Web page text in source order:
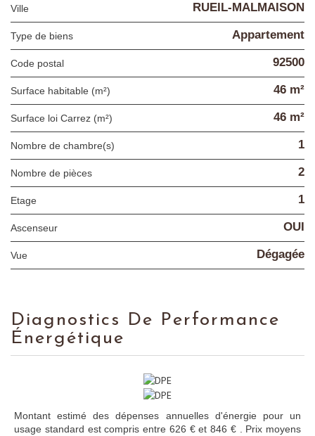
Ville RUEIL-MALMAISON
Type de biens Appartement
Code postal 92500
Surface habitable (m²) 46 m²
Surface loi Carrez (m²) 46 m²
Nombre de chambre(s) 1
Nombre de pièces 2
Etage 1
Ascenseur OUI
Vue Dégagée
Diagnostics De Performance
Énergétique
Montant estimé des dépenses annuelles d'énergie pour un
usage standard est compris entre 626 € et 846 € . Prix moyens